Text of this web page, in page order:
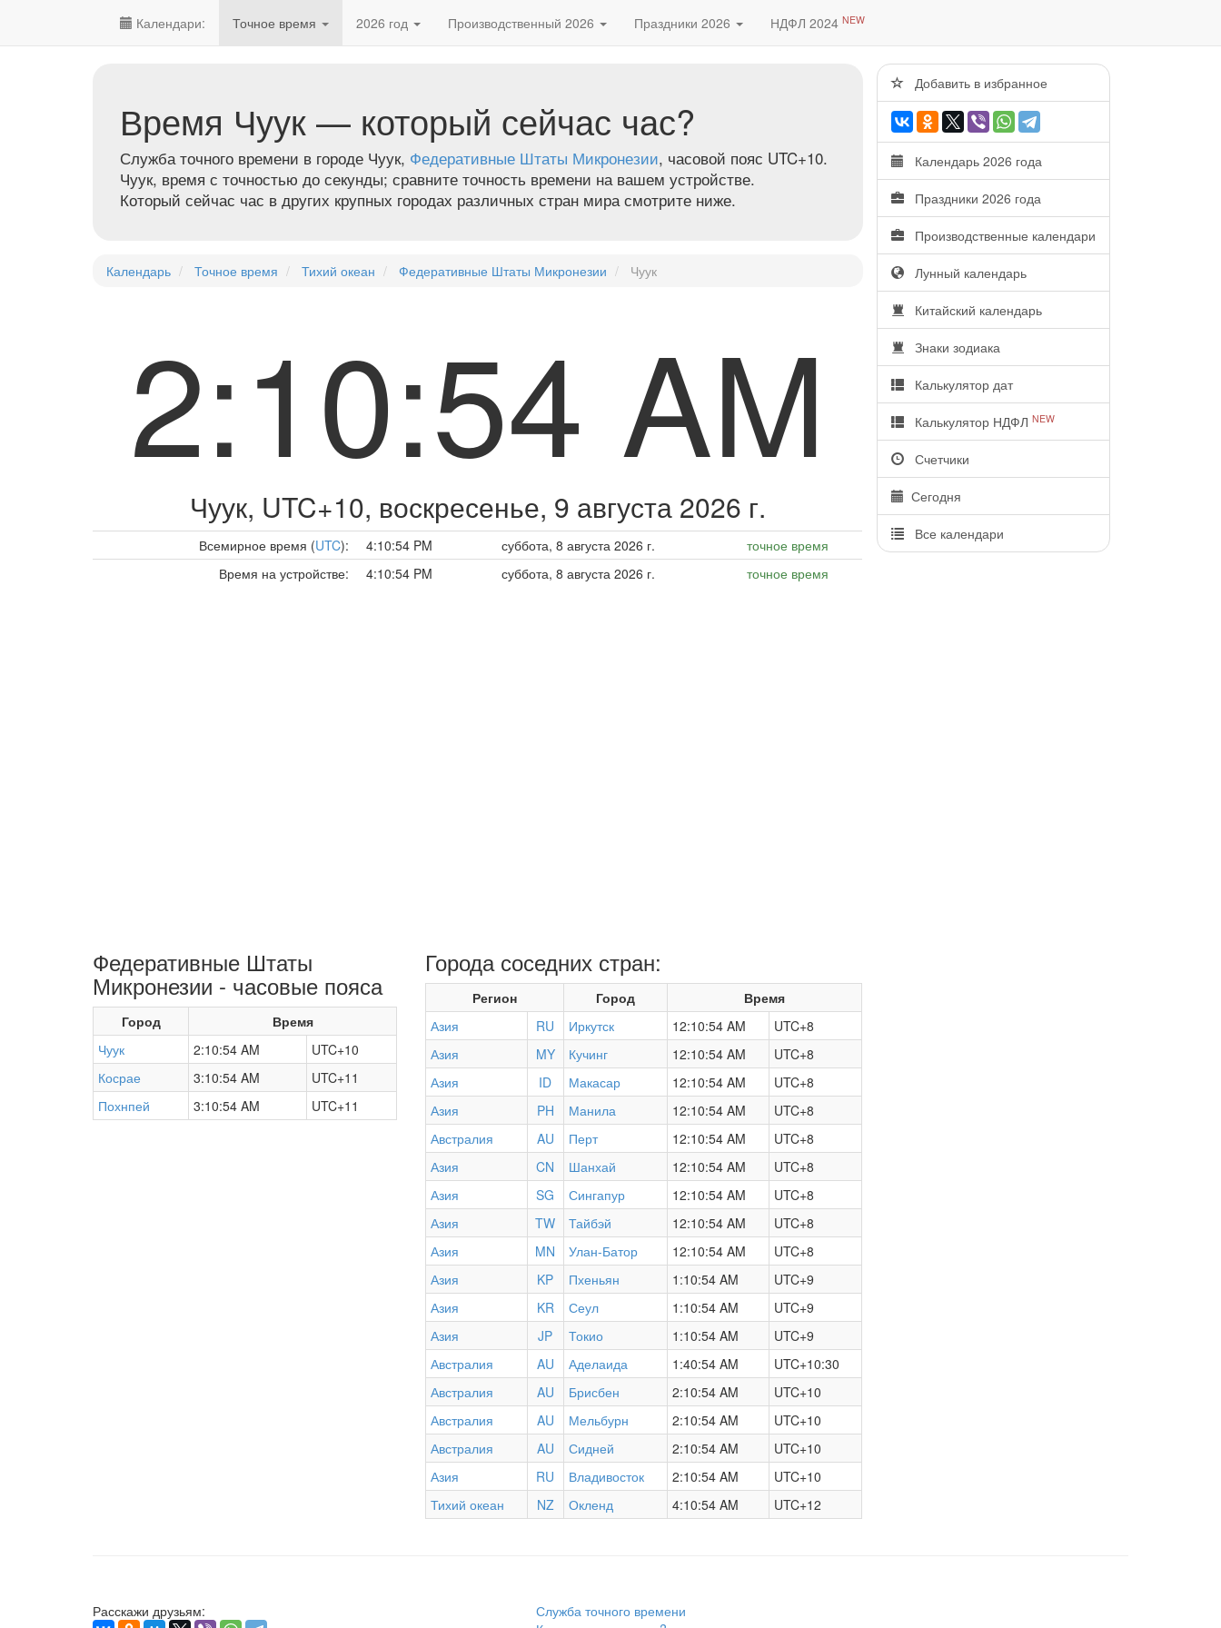
Календари: Точное время 2026 год Производственный 2026 Праздники 2026 НДФЛ 2024 NEW
Время Чуук — который сейчас час?
Служба точного времени в городе Чуук, Федеративные Штаты Микронезии, часовой пояс UTC+10.
Чуук, время с точностью до секунды; сравните точность времени на вашем устройстве.
Который сейчас час в других крупных городах различных стран мира смотрите ниже.
Календарь Точное время Тихий океан Федеративные Штаты Микронезии Чуук
2:10:54 AM
Чуук, UTC+10, воскресенье, 9 августа 2026 г.
Всемирное время (UTC): 4:10:54 PM суббота, 8 августа 2026 г.
точное время
Время на устройстве:
4:10:54 PM суббота, 8 августа 2026 г. точное время
Федеративные Штаты
Микронезии - часовые пояса
Город
Время
Чуук
2:10:54 AM
UTC+10
Косрае
3:10:54 AM
UTC+11
Похнпей
3:10:54 AM UTC+11
Города соседних стран:
Регион Город
Время
Азия
RU Иркутск 12:10:54 AM
UTC+8
Азия
MY Кучинг 12:10:54 AM
UTC+8
Азия
ID Макасар 12:10:54 AM
UTC+8
Азия
PH Манила 12:10:54 AM
UTC+8
Австралия
AU Перт 12:10:54 AM
UTC+8
Азия
CN Шанхай 12:10:54 AM
UTC+8
Азия
SG Сингапур 12:10:54 AM
UTC+8
Азия
TW Тайбэй 12:10:54 AM
UTC+8
Азия
MN Улан-Батор 12:10:54 AM
UTC+8
Азия
KP Пхеньян 1:10:54 AM
UTC+9
Азия
KR Сеул 1:10:54 AM
UTC+9
Азия
JP Токио 1:10:54 AM
UTC+9
Австралия
AU Аделаида 1:40:54 AM
UTC+10:30
Австралия
AU Брисбен 2:10:54 AM
UTC+10
Австралия
AU Мельбурн 2:10:54 AM
UTC+10
Австралия
AU Сидней 2:10:54 AM
UTC+10
Азия
RU Владивосток 2:10:54 AM
UTC+10
Тихий океан
NZ Окленд 4:10:54 AM UTC+12
Добавить в избранное
Календарь 2026 года
Праздники 2026 года
Производственные календари
Лунный календарь
Китайский календарь
Знаки зодиака
Калькулятор дат
Калькулятор НДФЛ NEW
Счетчики
Сегодня
Все календари
Расскажи друзьям:
Служба точного времени